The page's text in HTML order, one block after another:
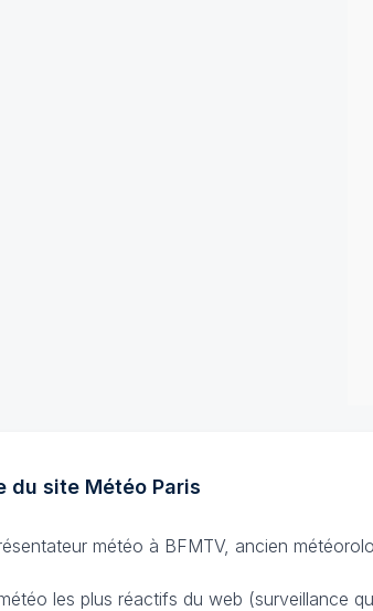
du site MétéoParis
météo à BFMTV, ancien
les plus réactifs du web (surveillance